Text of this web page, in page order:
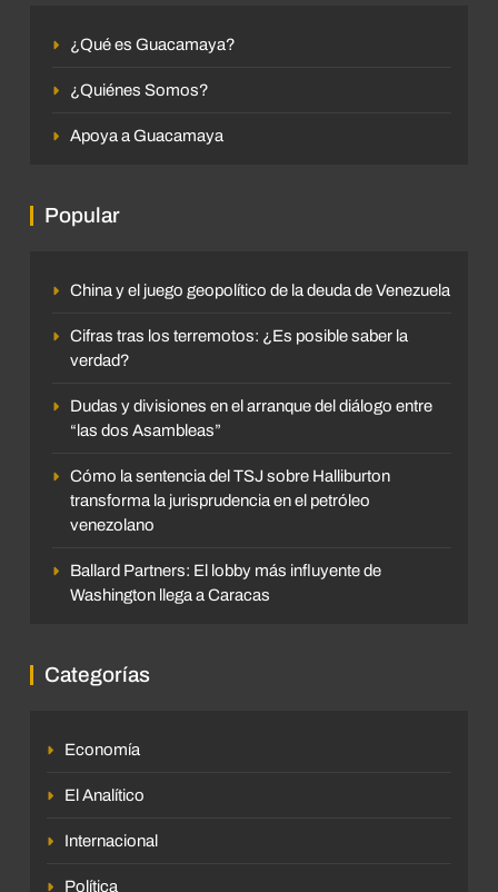
¿Qué es Guacamaya?
¿Quiénes Somos?
Apoya a Guacamaya
Popular
China y el juego geopolítico de la deuda de Venezuela
Cifras tras los terremotos: ¿Es posible saber la
verdad?
Dudas y divisiones en el arranque del diálogo entre
“las dos Asambleas”
Cómo la sentencia del TSJ sobre Halliburton
transforma la jurisprudencia en el petróleo
venezolano
Ballard Partners: El lobby más influyente de
Washington llega a Caracas
Categorías
Economía
El Analítico
Internacional
Política